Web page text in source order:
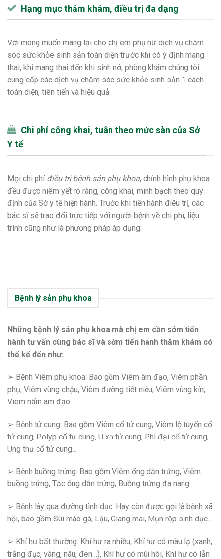
Hạng mục thăm khám, điều trị đa dạng
Với mong muốn mang lại cho chị em phụ nữ dịch vụ chăm
sóc sức khỏe sinh sản toàn diện trước khi có ý định mang
thai, khi mang thai đến khi sinh nở, phòng khám chúng tôi
cung cấp các dịch vụ chăm sóc sức khỏe sinh sản 1 cách
toàn diện, tiên tiến và hiệu quả
Chi phí công khai, tuân theo mức sàn của Sở
Y tế
Mọi chi phí điều trị bệnh sản phụ khoa, chỉnh hình phụ khoa
đều được niêm yết rõ ràng, công khai, minh bạch theo quy
định của Sở y tế hiện hành. Trước khi tiến hành điều trị, các
bác sĩ sẽ trao đổi trực tiếp với người bệnh về chi phí, liệu
trình cũng như là phương pháp áp dụng.
Bệnh lý sản phụ khoa
Những bệnh lý sản phụ khoa mà chị em cần sớm tiến
hành tư vấn cùng bác sĩ và sớm tiến hành thăm khám có
thể kể đến như:
➢ Bệnh Viêm phụ khoa: Bao gồm Viêm âm đạo, Viêm phần
phụ, Viêm vùng chậu, Viêm đường tiết niệu, Viêm vùng kín,
Viêm nấm âm đạo…
➢ Bệnh tử cung: Bao gồm Viêm cổ tử cung, Viêm lộ tuyến cổ
tử cung, Polyp cổ tử cung, U xơ tử cung, Phì đại cổ tử cung,
Ung thư cổ tử cung…
➢ Bệnh buồng trứng: Bao gồm Viêm ống dẫn trứng, Viêm
buồng trứng, Tắc ống dẫn trứng, Buồng trứng đa nang…
➢ Bệnh lây qua đường tình dục: Hay còn được gọi là bệnh xã
hội, bao gồm Sùi mào gà, Lậu, Giang mai, Mụn rộp sinh dục…
➢ Khí hư bất thường: Khí hư ra nhiều, Khí hư có màu lạ (xanh,
trắng đục, vàng, nâu, đen…), Khí hư có mùi hôi, Khí hư có lẫn